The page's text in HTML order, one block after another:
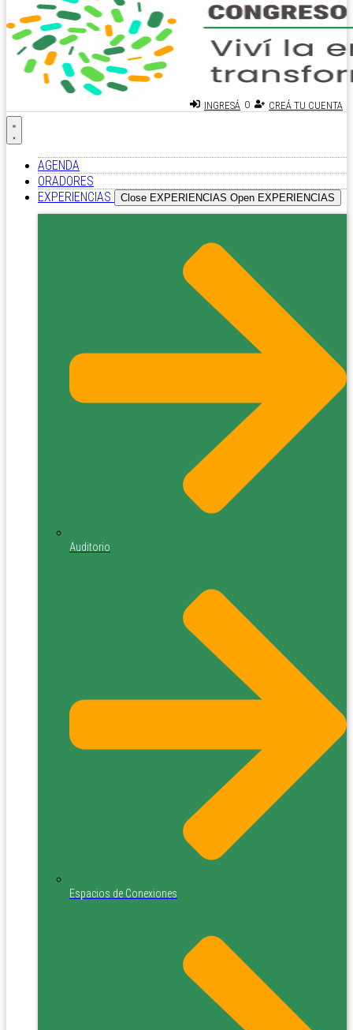
INGRESÁ O CREÁ TU CUENTA
AGENDA
ORADORES
EXPERIENCIAS
Close EXPERIENCIAS Open EXPERIENCIAS
Auditorio
Espacios de Conexiones